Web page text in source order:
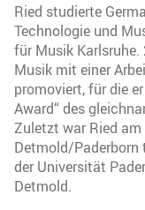
Ried studierte
Technologie und
für Musik
Musik mit einer
promoviert, für die
Award“ des
Zuletzt war Ried
Detmold/Paderborn
der Universität
Detmold.